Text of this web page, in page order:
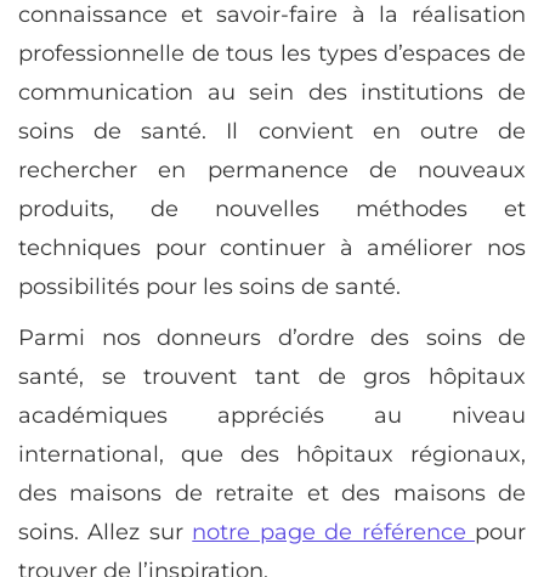
connaissance et savoir-faire à la réalisation
professionnelle de tous les types d’espaces de
communication au sein des institutions de
soins de santé. Il convient en outre de
rechercher en permanence de nouveaux
produits, de nouvelles méthodes et
techniques pour continuer à améliorer nos
possibilités pour les soins de santé.
Parmi nos donneurs d’ordre des soins de
santé, se trouvent tant de gros hôpitaux
académiques appréciés au niveau
international, que des hôpitaux régionaux,
des maisons de retraite et des maisons de
soins. Allez sur notre page de référence pour
trouver de l’inspiration.